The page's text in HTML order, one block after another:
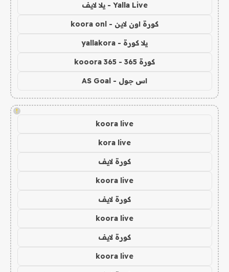
Yalla Live - يلا لايف
كورة اون لاين - koora onl
يلا كورة - yallakora
كورة 365 - kooora 365
اس جول - AS Goal
!
koora live
kora live
كورة لايف
koora live
كورة لايف
koora live
كورة لايف
koora live